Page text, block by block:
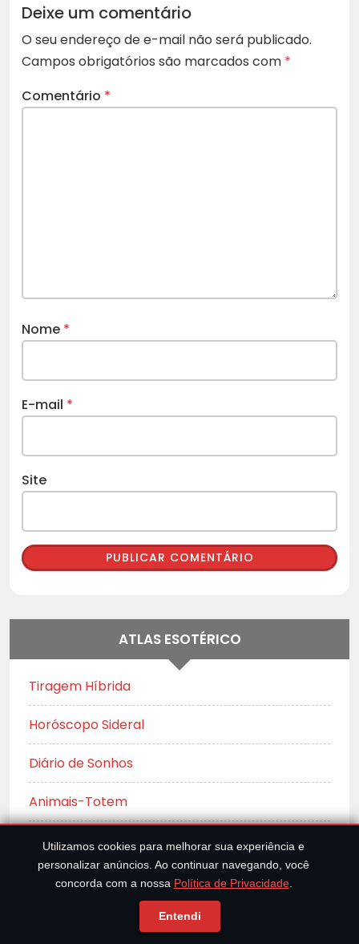
Deixe um comentário
O seu endereço de e-mail não será publicado.
Campos obrigatórios são marcados com *
Comentário *
Nome *
E-mail *
Site
ATLAS ESOTÉRICO
Tiragem Híbrida
Horóscopo Sideral
Diário de Sonhos
Animais-Totem
Os 72 Anjos da Cabala
Encontre seu Santo Protetor
Utilizamos cookies para melhorar sua experiência e
personalizar anúncios. Ao continuar navegando, você
concorda com a nossa Política de Privacidade.
Entendi